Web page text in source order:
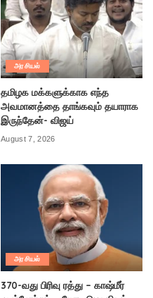
அரசியல்
தமிழக மக்களுக்காக எந்த
அவமானத்தை தாங்கவும் தயாராக
இருந்தேன்- விஜய்
August 7, 2026
அரசியல்
370-வது பிரிவு ரத்து – காஷ்மீர்